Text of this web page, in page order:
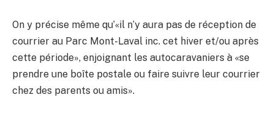
On y précise même qu’«il n’y aura pas de réception de
courrier au Parc Mont-Laval inc. cet hiver et/ou après
cette période», enjoignant les autocaravaniers à «se
prendre une boîte postale ou faire suivre leur courrier
chez des parents ou amis».